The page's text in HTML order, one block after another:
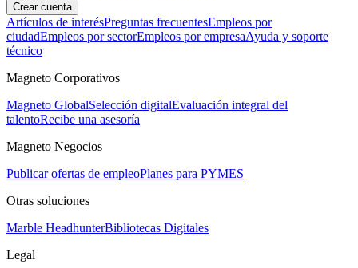
Crear cuenta
Artículos de interésPreguntas frecuentesEmpleos por
ciudadEmpleos por sectorEmpleos por empresaAyuda y soporte
técnico
Magneto Corporativos
Magneto GlobalSelección digitalEvaluación integral del
talentoRecibe una asesoría
Magneto Negocios
Publicar ofertas de empleoPlanes para PYMES
Otras soluciones
Marble HeadhunterBibliotecas Digitales
Legal